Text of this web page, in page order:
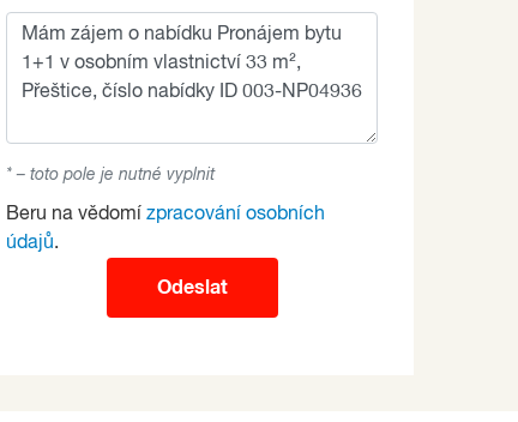
* – toto pole je nutné vyplnit
Beru na vědomí zpracování osobních
údajů.
Odeslat